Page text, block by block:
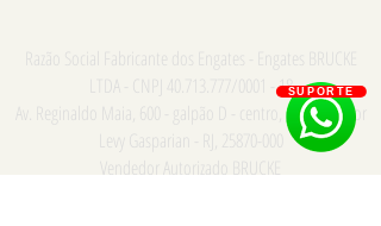
Razão Social Fabricante dos Engates - Engates BRUCKE
LTDA - CNPJ
/0001 - 18
Av. Reginaldo Maia, 600 - galpão D - centro, Comendador
Levy Gasparian - RJ,
Vendedor Autorizado BRUCKE
SUPORTE